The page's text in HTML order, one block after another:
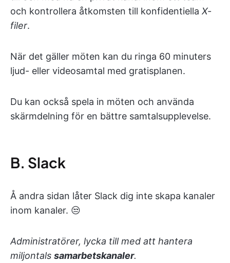
och kontrollera åtkomsten till konfidentiella X-
filer.
När det gäller möten kan du ringa 60 minuters
ljud- eller videosamtal med gratisplanen.
Du kan också spela in möten och använda
skärmdelning för en bättre samtalsupplevelse.
B. Slack
Å andra sidan låter Slack dig inte skapa kanaler
inom kanaler. 😒
Administratörer, lycka till med att hantera
miljontals samarbetskanaler.